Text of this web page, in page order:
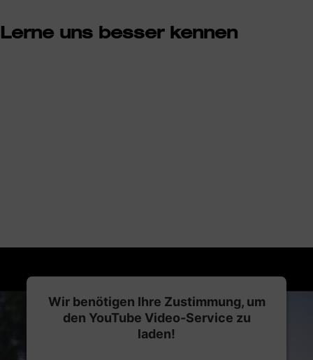
Lerne uns besser kennen
Wir benötigen Ihre Zustimmung, um
den YouTube Video-Service zu
laden!